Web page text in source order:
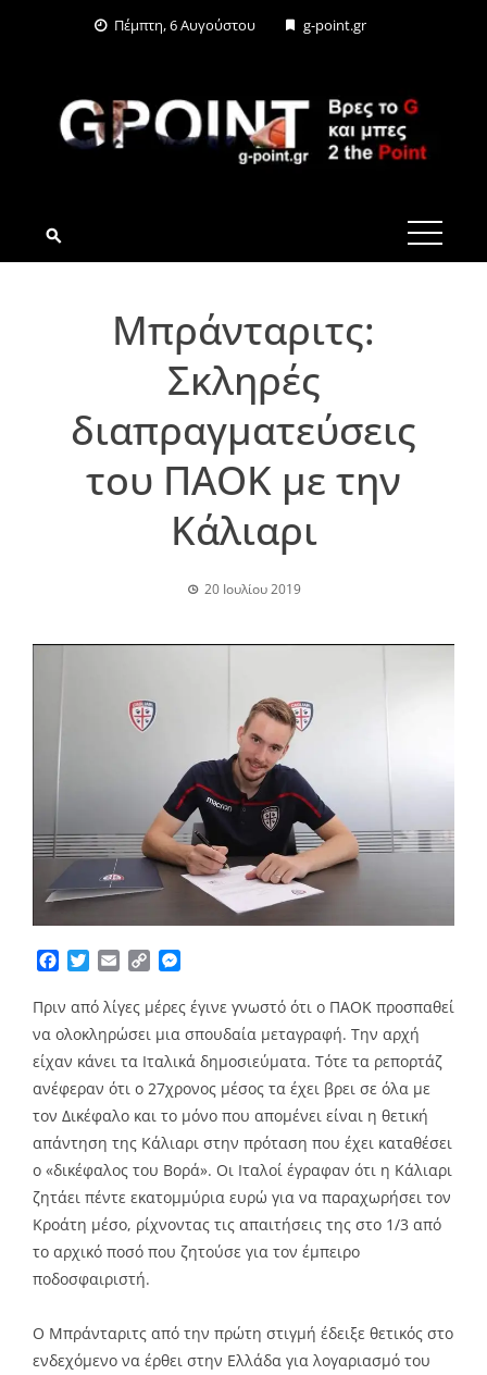
Πέμπτη, 6 Αυγούστου g-point.gr
G-POINT.GR
Μπράνταριτς:
Σκληρές
διαπραγματεύσεις
του ΠΑΟΚ με την
Κάλιαρι
20 Ιουλίου 2019
Facebook
TwitterEmailCopy
Πριν από λίγες μέρες έγινε γνωστό ότι ο ΠΑΟΚ προσπαθεί
να ολοκληρώσει μια σπουδαία μεταγραφή. Την αρχή
είχαν κάνει τα Ιταλικά δημοσιεύματα. Τότε τα ρεπορτάζ
ανέφεραν ότι ο 27χρονος μέσος τα έχει βρει σε όλα με
τον Δικέφαλο και το μόνο που απομένει είναι η θετική
απάντηση της Κάλιαρι στην πρόταση που έχει καταθέσει
ο «δικέφαλος του Βορά». Οι Ιταλοί έγραφαν ότι η Κάλιαρι
ζητάει πέντε εκατομμύρια ευρώ για να παραχωρήσει τον
Κροάτη μέσο, ρίχνοντας τις απαιτήσεις της στο 1/3 από
το αρχικό ποσό που ζητούσε για τον έμπειρο
ποδοσφαιριστή.
Ο Μπράνταριτς από την πρώτη στιγμή έδειξε θετικός στο
ενδεχόμενο να έρθει στην Ελλάδα για λογαριασμό του